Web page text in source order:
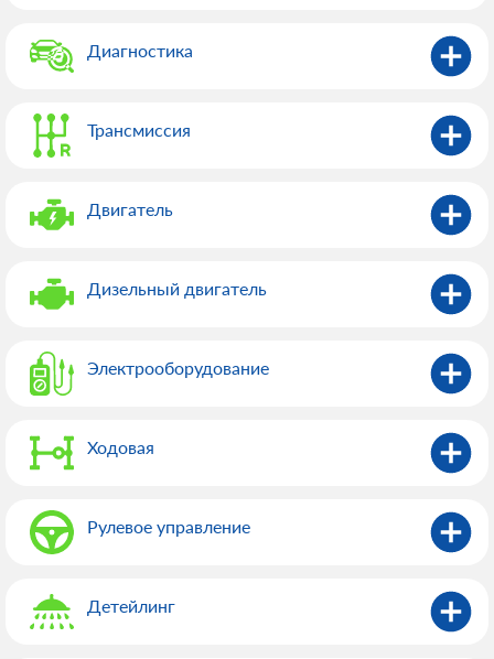
Диагностика
Трансмиссия
Двигатель
Дизельный двигатель
Электрооборудованиe
Ходовая
Рулевое управление
Детейлинг